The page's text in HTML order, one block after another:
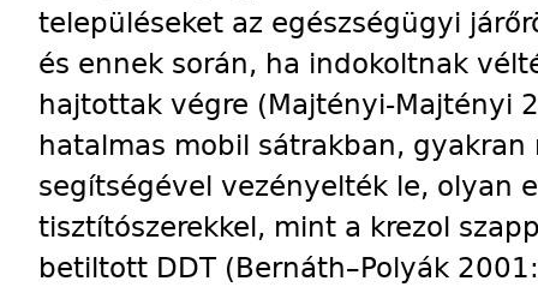
településeket az egészségügyi
és ennek során, ha indokoltnak
hajtottak végre (Majtényi-Majtényi
hatalmas mobil sátrakban,
segítségével vezényelték le, olyan
tisztítószerekkel, mint a krezol
betiltott DDT (Bernáth–Polyák